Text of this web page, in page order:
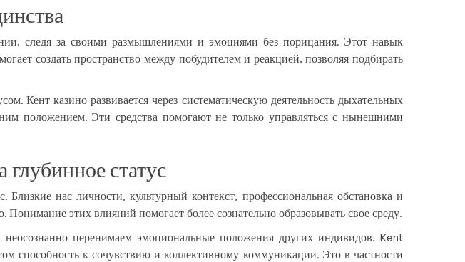
следя за своими размышлениями и эмоциями без порицания. Этот навык
создать пространство между побудителем и реакцией, позволяя подбирать
Кент казино развивается через систематическую деятельность дыхательных
положением. Эти средства помогают не только управляться с нынешними
статус
нас личности, культурный контекст, профессиональная обстановка и
этих влияний помогает более сознательно образовывать свое среду.
перенимаем эмоциональные положения других индивидов. Kent
способность к сочувствию и коллективному коммуникации. Это в частности